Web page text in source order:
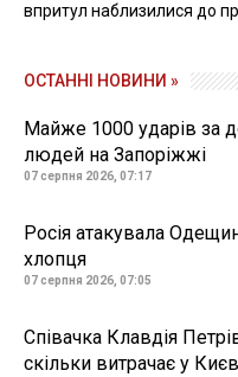
впритул наблизилися до
ОСТАННІ НОВИНИ »
Майже 1000 ударів за
людей на Запоріжжі
07 серпня 2026, 07:17
Росія атакувала
хлопця
07 серпня 2026, 07:05
Співачка Клавдія
скільки витрачає у